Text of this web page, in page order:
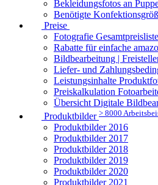
Bekleidungsfotos an
Benötigte
Preise
Fotografie
Rabatte für einfache
Bildbearbeitung |
Liefer- und
Leistungsinhalte
Preiskalkulation
Übersicht Digitale
Produktbilder > 8000
Produktbilder 2016
Produktbilder 2017
Produktbilder 2018
Produktbilder 2019
Produktbilder 2020
Produktbilder 2021